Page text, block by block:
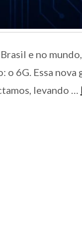
e no
o 6G. Essa
levando …